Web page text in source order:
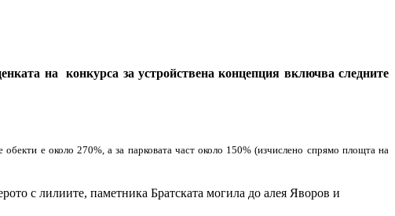
на конкурса за устройствена концепция включва следните
е около 270%, а за парковата част около 150% (изчислено спрямо площта на
с лилиите, паметника Братската могила до алея Яворов и